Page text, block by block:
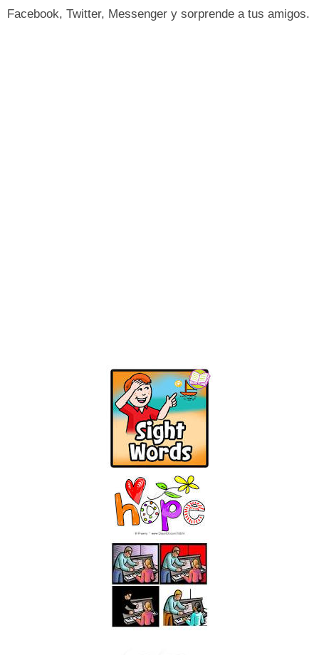
Facebook, Twitter, Messenger y sorprende a tus amigos.